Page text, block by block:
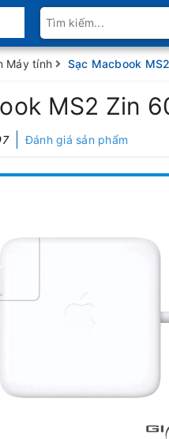
Máy tính Sạc Macbook
MS2 Zin
Đánh giá sản phẩm